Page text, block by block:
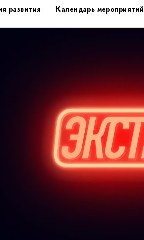
развития Календарь мероприятий